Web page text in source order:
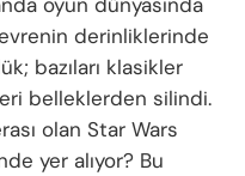
derinliklerinde
bazıları klasikler
belleklerden silindi.
olan Star Wars
yer alıyor? Bu